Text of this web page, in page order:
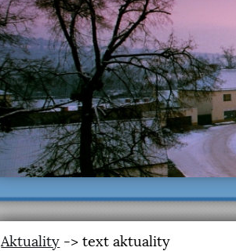
Aktuality -> text aktuality